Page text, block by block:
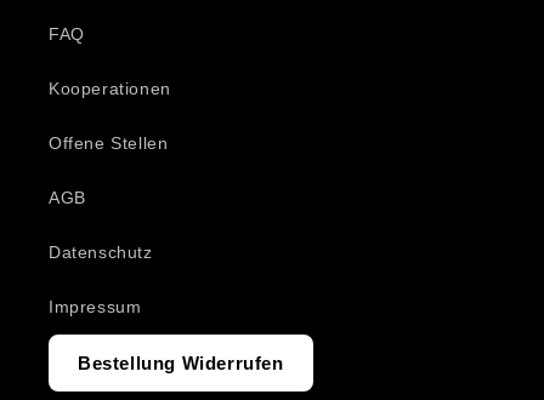
FAQ
Kooperationen
Offene Stellen
AGB
Datenschutz
Impressum
Bestellung Widerrufen